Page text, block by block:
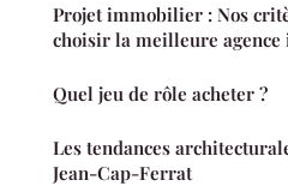
Projet immobilier : Nos
choisir la meilleure
Quel jeu de rôle acheter ?
Les tendances
Jean-Cap-Ferrat